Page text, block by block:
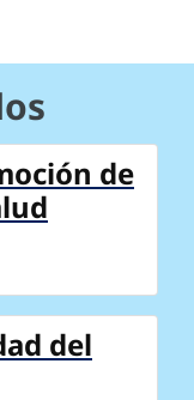
de
del